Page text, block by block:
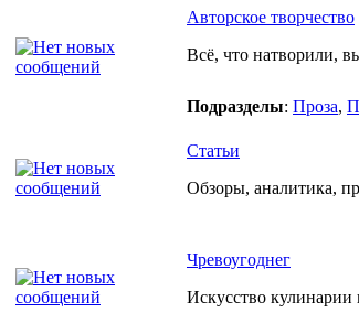
Авторское творчество
Всё, что натворили,
Подразделы: Проза,
Статьи
Обзоры, аналитика,
Чревоугоднег
Искусство